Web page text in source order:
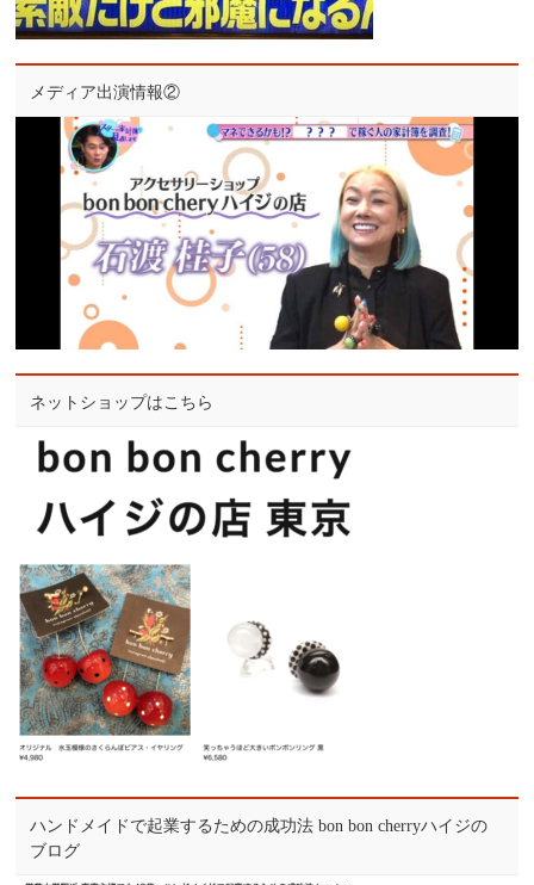
メディア出演情報②
ネットショップはこちら
ハンドメイドで起業するための成功法 bon bon cherryハイジの
ブログ